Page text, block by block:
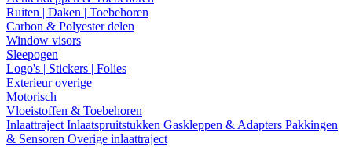
Ruiten | Daken | Toebehoren
Carbon & Polyester delen
Window visors
Sleepogen
Logo's | Stickers | Folies
Exterieur overige
Motorisch
Vloeistoffen & Toebehoren
Inlaattraject Inlaatspruitstukken Gaskleppen & Adapters Pakkingen
& Sensoren Overige inlaattraject